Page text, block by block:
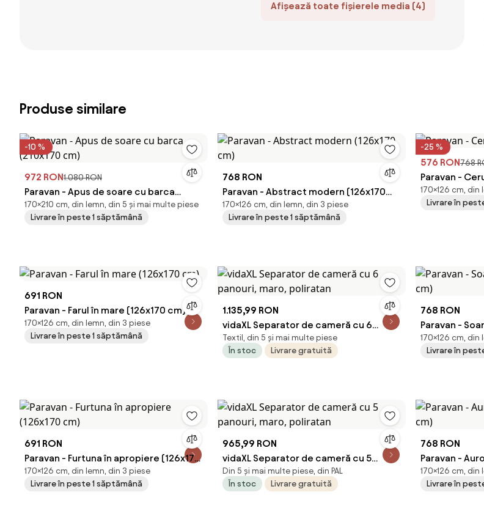
Afișează toate fișierele media (4)
Produse similare
-10 %
972 RON1.080 RON
Paravan - Apus de soare cu barca
(210x170 cm)
170×210 cm, din lemn, din 5 și mai multe piese
Livrare în peste 1 săptămână
768 RON
Paravan - Abstract modern (126x170
cm)
170×126 cm, din lemn, din 3 piese
Livrare în peste 1 săptămână
-25 %
576 RON768
Paravan -
170×126 cm,
Livrare în
691 RON
Paravan - Farul în mare (126x170 cm)
170×126 cm, din lemn, din 3 piese
Livrare în peste 1 săptămână
1.135,99 RON
vidaXL Separator de cameră cu 6
panouri, maro, poliratan
Textil, din 5 și mai multe piese
În stoc
Livrare gratuită
768 RON
Paravan -
170×126 cm,
Livrare în
691 RON
Paravan - Furtuna în apropiere (126x170
cm)
170×126 cm, din lemn, din 3 piese
Livrare în peste 1 săptămână
965,99 RON
vidaXL Separator de cameră cu 5
panouri, maro, poliratan
Din 5 și mai multe piese, din PAL
În stoc
Livrare gratuită
768 RON
Paravan -
170×126 cm,
Livrare în